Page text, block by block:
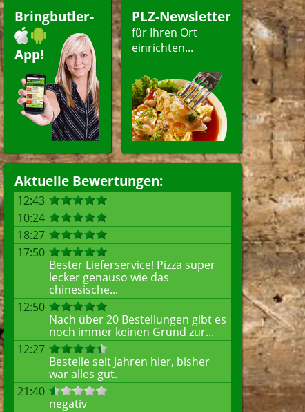
Bringbutler-
App!
PLZ-Newsletter
für Ihren Ort
einrichten...
Aktuelle Bewertungen:
12:43
10:24
18:27
17:50
Bester Lieferservice! Pizza super
lecker genauso wie das
chinesische...
12:50
Nach über 20 Bestellungen gibt es
noch immer keinen Grund zur...
12:27
Bestelle seit Jahren hier, bisher
war alles gut.
21:40
negativ